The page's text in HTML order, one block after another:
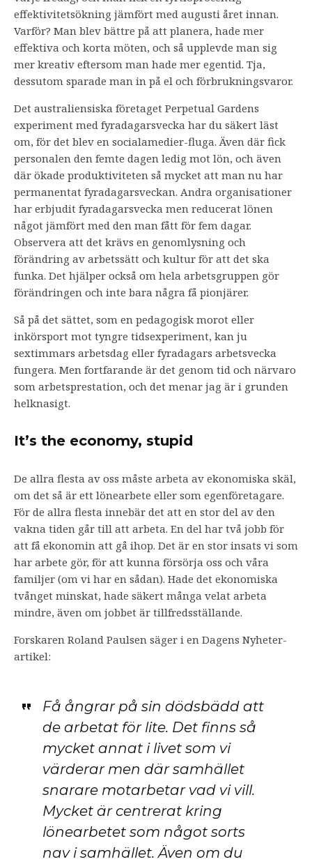
effektivitetsökning jämfört med augusti året innan.
Varför? Man blev bättre på att planera, hade mer
effektiva och korta möten, och så upplevde man sig
mer kreativ eftersom man hade mer egentid. Tja,
dessutom sparade man in på el och förbrukningsvaror.
Det australiensiska företaget Perpetual Gardens
experiment med fyradagarsvecka har du säkert läst
om, för det blev en socialamedier-fluga. Även där fick
personalen den femte dagen ledig mot lön, och även
där ökade produktiviteten så mycket att man nu har
permanentat fyradagarsveckan. Andra organisationer
har erbjudit fyradagarsvecka men reducerat lönen
något jämfört med den man fått för fem dagar.
Observera att det krävs en genomlysning och
förändring av arbetssätt och kultur för att det ska
funka. Det hjälper också om hela arbetsgruppen gör
förändringen och inte bara några få pionjärer.
Så på det sättet, som en pedagogisk morot eller
inkörsport mot tyngre tidsexperiment, kan ju
sextimmars arbetsdag eller fyradagars arbetsvecka
fungera. Men fortfarande är det genom tid och närvaro
som arbetsprestation, och det menar jag är i grunden
helknasigt.
It’s the economy, stupid
De allra flesta av oss måste arbeta av ekonomiska skäl,
om det så är ett lönearbete eller som egenföretagare.
För de allra flesta innebär det att en stor del av den
vakna tiden går till att arbeta. En del har två jobb för
att få ekonomin att gå ihop. Det är en stor insats vi som
har arbete gör, för att kunna försörja oss och våra
familjer (om vi har en sådan). Hade det ekonomiska
tvånget minskat, hade säkert många velat arbeta
mindre, även om jobbet är tillfredsställande.
Forskaren Roland Paulsen säger i en Dagens Nyheter-
artikel:
Få ångrar på sin dödsbädd att
de arbetat för lite. Det finns så
mycket annat i livet som vi
värderar men där samhället
snarare motarbetar vad vi vill.
Mycket är centrerat kring
lönearbetet som något sorts
nav i samhället. Även om du